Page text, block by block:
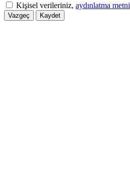
Kişisel verileriniz, aydınlatma metni
Vazgeç Kaydet